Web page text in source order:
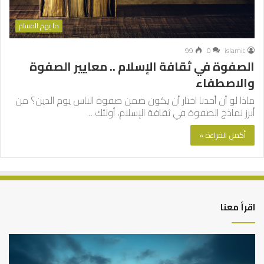
ما يهم المسلم
islamic
0
99
الصفوة في ثقافة الإسلام .. معايير الصفوة
والاصطفاء
ماذا لو أن أحدنا اختار أن يكون ضمن صفوة الناس يوم الدين؟ من
أبرز نماذج الصفوة في ثقافة الإسلام، أولئك…
أكمل القراءة »
اقرأ معنا
التوازن